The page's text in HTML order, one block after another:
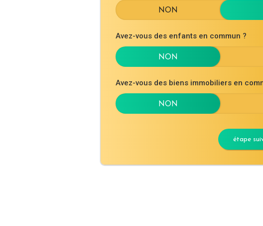
Avez-vous des enfants en commun ?
Avez-vous des biens immobiliers en
étape